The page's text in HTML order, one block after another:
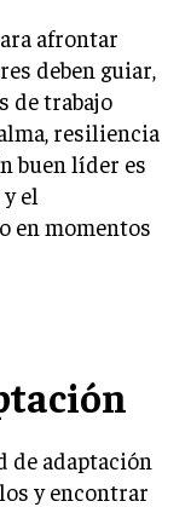
CONFLICTOS
ESTUDIO
afrontar
deben guiar,
de trabajo
resiliencia
buen líder es
el
en momentos
de adaptación
y encontrar